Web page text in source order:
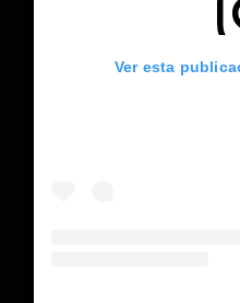
Ver esta